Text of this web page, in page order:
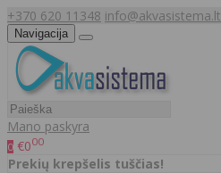
+370 620 11348 info@akvasistema.lt
Navigacija
Mano paskyra
0 €000
Prekių krepšelis tuščias!